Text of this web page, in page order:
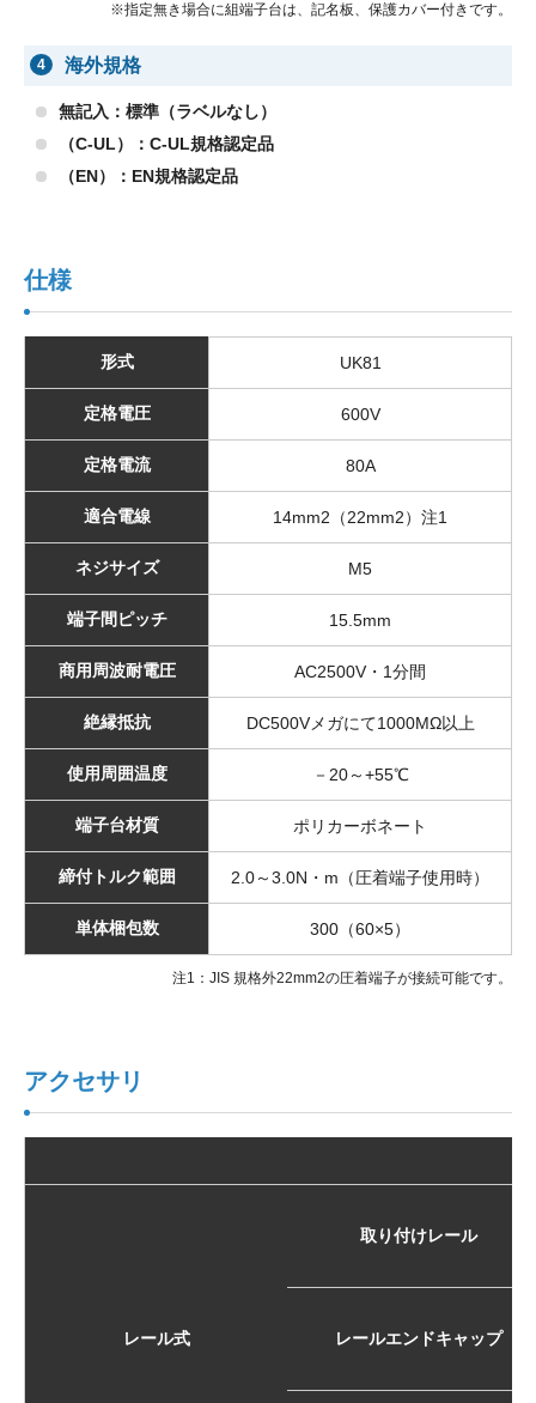
※指定無き場合に組端子台は、記名板、保護カバー付きです。
4 海外規格
無記入：標準（ラベルなし）
（C-UL）：C-UL規格認定品
（EN）：EN規格認定品
仕様
形式 UK81
定格電圧 600V
定格電流 80A
適合電線 14mm2（22mm2）注1
ネジサイズ M5
端子間ピッチ 15.5mm
商用周波耐電圧 AC2500V・1分間
絶縁抵抗 DC500Vメガにて1000MΩ以上
使用周囲温度 －20～+55℃
端子台材質 ポリカーボネート
締付トルク範囲 2.0～3.0N・m（圧着端子使用時）
単体梱包数 300（60×5）
注1：JIS 規格外22mm2の圧着端子が接続可能です。
アクセサリ
レール式
取り付けレール
レールエンドキャップ